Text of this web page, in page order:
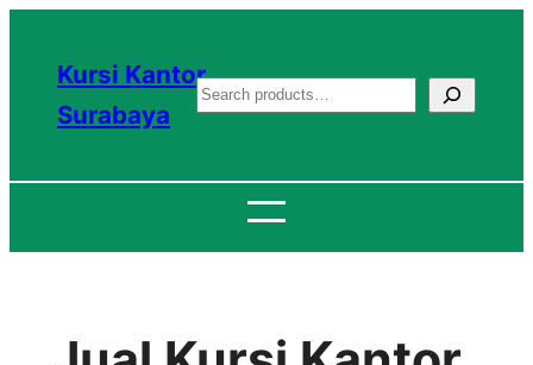
konten
Kursi Kantor
Surabaya
S
a
c